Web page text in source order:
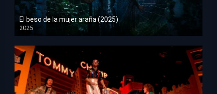
El beso de la mujer araña (2025)
2025
HD 1080p